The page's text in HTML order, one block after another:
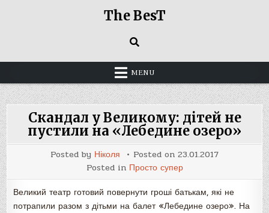
The BesT
MENU
Скандал у Великому: дітей не
пустили на «Лебедине озеро»
Posted by Ніколя Posted on 23.01.2017
Posted in Просто супер
Великий театр готовий повернути гроші батькам, які не
потрапили разом з дітьми на балет «Лебедине озеро». На